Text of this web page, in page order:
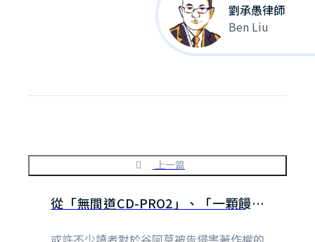
劉承愚律師
Ben Liu
上一篇
從「無間道CD-PRO2」、「一顆饅頭